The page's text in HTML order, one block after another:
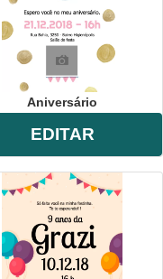
Aniversário
EDITAR